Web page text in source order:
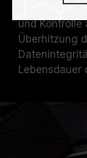
und Kontrolle
Überhitzung
Lebensdauer